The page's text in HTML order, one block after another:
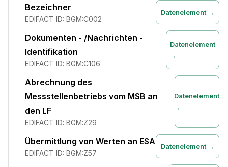
Bezeichner
EDIFACT ID: BGM:C002
Datenelement →
Dokumenten - /Nachrichten -
Identifikation
EDIFACT ID: BGM:C106
Datenelement
→
Abrechnung des
Messstellenbetriebs vom MSB an
den LF
EDIFACT ID: BGM:Z29
Datenelement
→
Übermittlung von Werten an ESA
EDIFACT ID: BGM:Z57
Datenelement →